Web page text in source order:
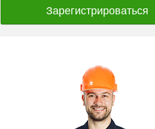
Зарегистрироваться